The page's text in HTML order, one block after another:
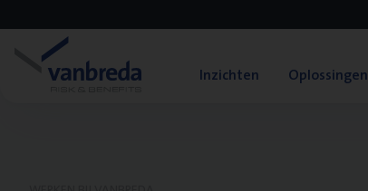
Inzichten Oplossingen